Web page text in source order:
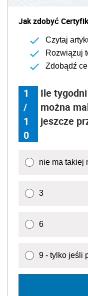
Jak zdobyć
Czytaj
Rozwiązuj
Zdobądź
1
/
1
0
Ile
można
jeszcze
nie ma takiej
3
6
9 - tylko jeśli